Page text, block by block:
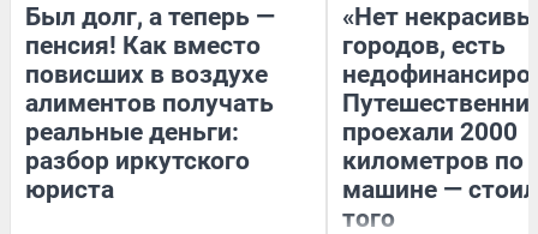
Был долг, а теперь —
пенсия! Как вместо
повисших в воздухе
алиментов получать
реальные деньги:
разбор иркутского
юриста
«Нет
городов, есть
проехали 2000
километров по
машине —
того